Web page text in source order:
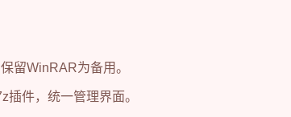
留WinRAR为备用。
件，统一管理界面。